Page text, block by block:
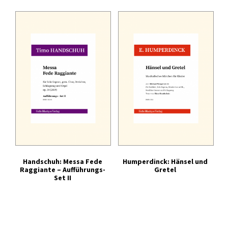
Handschuh: Messa Fede
Raggiante – Aufführungs-
Set II
Humperdinck: Hänsel und
Gretel